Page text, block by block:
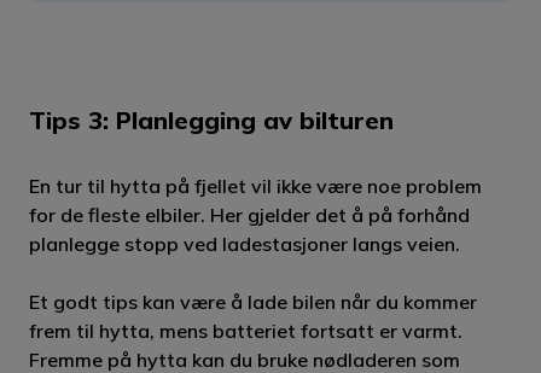
Tips 3: Planlegging av bilturen
En tur til hytta på fjellet vil ikke være noe problem
for de fleste elbiler. Her gjelder det å på forhånd
planlegge stopp ved ladestasjoner langs veien.
Et godt tips kan være å lade bilen når du kommer
frem til hytta, mens batteriet fortsatt er varmt.
Fremme på hytta kan du bruke nødladeren som